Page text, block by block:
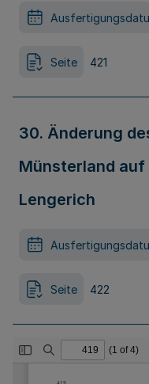
Seite 421
30. Änderung
Münsterland
Lengerich
Seite 422